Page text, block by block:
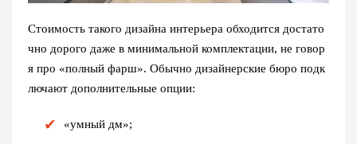
Стоимость такого дизайна интерьера обходится достато
чно дорого даже в минимальной комплектации, не говор
я про «полный фарш». Обычно дизайнерские бюро подк
лючают дополнительные опции:
«умный дм»;